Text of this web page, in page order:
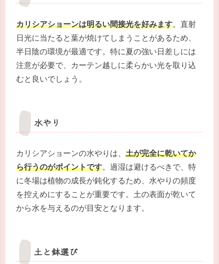
カリシアショーンは明るい間接光を好みます。直射
日光に当たると葉が焼けてしまうことがあるため、
半日陰の環境が最適です。特に夏の強い日差しには
注意が必要で、カーテン越しに柔らかい光を取り込
むと良いでしょう。
水やり
カリシアショーンの水やりは、 土が完全に乾いてか
ら行うのがポイントです。過湿は避けるべきで、特
に冬場は植物の成長が鈍化するため、水やりの頻度
を控えめにすることが重要です。土の表面が乾いて
から水を与えるのが目安となります。
土と鉢選び